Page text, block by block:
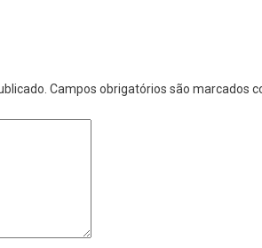
Campos obrigatórios são marcados